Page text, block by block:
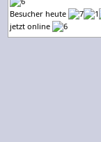
Besucher heute
jetzt online